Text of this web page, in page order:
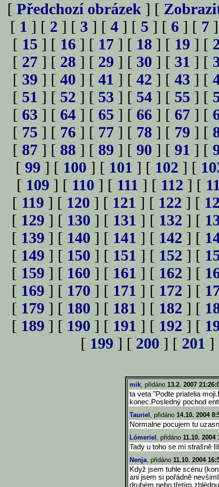
[ Předchozí obrázek ] [
[ 1 ] [ 2 ] [ 3 ] [ 4 ] [ 5 ] [ 6 ] [ 7
[ 15 ] [ 16 ] [ 17 ] [ 18 ] [ 19 ] [
[ 27 ] [ 28 ] [ 29 ] [ 30 ] [ 31 ] [
[ 39 ] [ 40 ] [ 41 ] [ 42 ] [ 43 ] [
[ 51 ] [ 52 ] [ 53 ] [ 54 ] [ 55 ] [
[ 63 ] [ 64 ] [ 65 ] [ 66 ] [ 67 ] [
[ 75 ] [ 76 ] [ 77 ] [ 78 ] [ 79 ] [
[ 87 ] [ 88 ] [ 89 ] [ 90 ] [ 91 ] [
[ 99 ] [ 100 ] [ 101 ] [ 102 ] [
[ 109 ] [ 110 ] [ 111 ] [ 112 ] [
[ 119 ] [ 120 ] [ 121 ] [ 122 ] [
[ 129 ] [ 130 ] [ 131 ] [ 132 ] [
[ 139 ] [ 140 ] [ 141 ] [ 142 ] [
[ 149 ] [ 150 ] [ 151 ] [ 152 ] [
[ 159 ] [ 160 ] [ 161 ] [ 162 ] [
[ 169 ] [ 170 ] [ 171 ] [ 172 ] [
[ 179 ] [ 180 ] [ 181 ] [ 182 ] [
[ 189 ] [ 190 ] [ 191 ] [ 192 ] [
[ 199 ] [ 200 ] [ 201 ]
mik, přidáno 13.2. 2007
ta veta "Podte priatelia
konec.Posledný pochod
Tauriel , přidáno 14.10. 2004
Normalne pocujem tu
Lómeriel , přidáno 11.10. 2004
Tady u toho se mi strašně
Nenja, přidáno 11.10. 2004
Když jsem tuhle scénu
ani jsem si pořádně
druhém nebo třetím